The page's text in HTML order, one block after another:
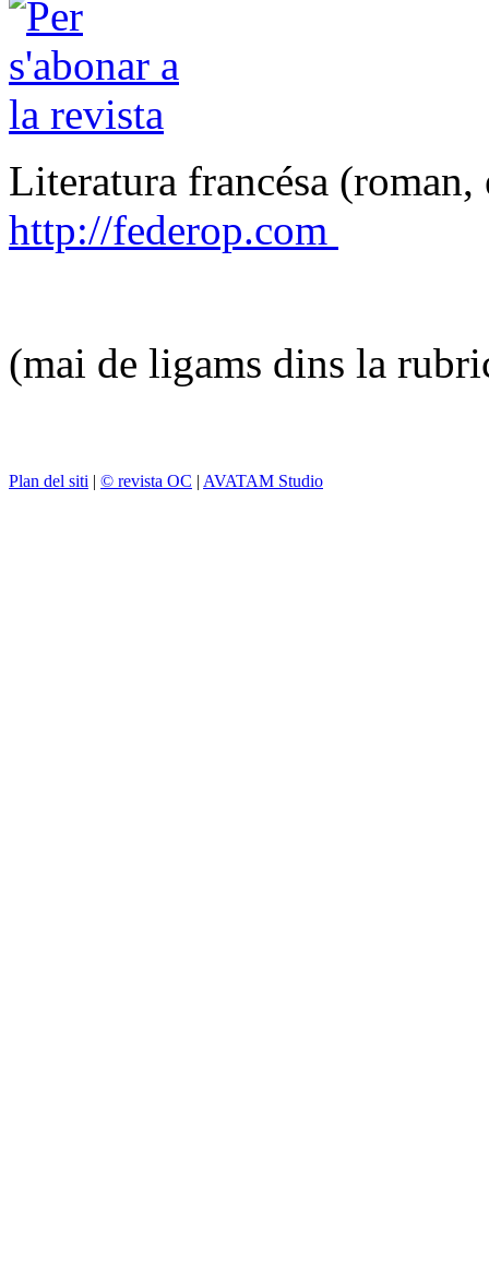
Literatura francésa (roman,
http://federop.com
(mai de ligams dins la
Plan del siti | © revista OC | AVATAM Studio